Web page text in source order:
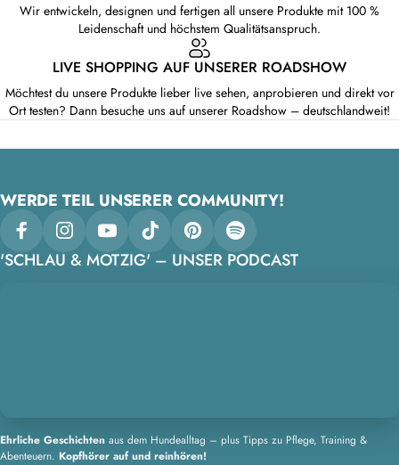
Wir entwickeln, designen und fertigen all unsere Produkte mit 100 %
Leidenschaft und höchstem Qualitätsanspruch.
LIVE SHOPPING AUF UNSERER ROADSHOW
Möchtest du unsere Produkte lieber live sehen, anprobieren und direkt vor
Ort testen? Dann besuche uns auf unserer Roadshow – deutschlandweit!
WERDE TEIL UNSERER COMMUNITY!
FacebookInstagramYouTubeTikTok PinterestSpotify
'SCHLAU & MOTZIG' – UNSER PODCAST
Ehrliche Geschichten aus dem Hundealltag – plus Tipps zu Pflege, Training &
Abenteuern. Kopfhörer auf und reinhören!